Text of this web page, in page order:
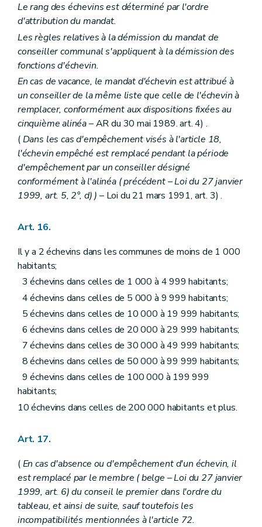
Le rang des échevins est déterminé par l'ordre
d'attribution du mandat.
Les règles relatives à la démission du mandat de
conseiller communal s'appliquent à la démission des
fonctions d'échevin.
En cas de vacance, le mandat d'échevin est attribué à
un conseiller de la même liste que celle de l'échevin à
remplacer, conformément aux dispositions fixées au
cinquième alinéa– AR du 30 mai 1989. art. 4) .
(Dans les cas d'empêchement visés à l'article 18,
l'échevin empêché est remplacé pendant la période
d'empêchement par un conseiller désigné
conformément à l'alinéa (précédent– Loi du 27 janvier
1999, art. 5, 2°, d)) – Loi du 21 mars 1991, art. 3) .
Art. 16.
Il y a 2 échevins dans les communes de moins de 1 000
habitants;
3 échevins dans celles de 1 000 à 4 999 habitants;
4 échevins dans celles de 5 000 à 9 999 habitants;
5 échevins dans celles de 10 000 à 19 999 habitants;
6 échevins dans celles de 20 000 à 29 999 habitants;
7 échevins dans celles de 30 000 à 49 999 habitants;
8 échevins dans celles de 50 000 à 99 999 habitants;
9 échevins dans celles de 100 000 à 199 999
habitants;
10 échevins dans celles de 200 000 habitants et plus.
Art. 17.
(En cas d'absence ou d'empêchement d'un échevin, il
est remplacé par le membre (belge – Loi du 27 janvier
1999, art. 6) du conseil le premier dans l'ordre du
tableau, et ainsi de suite, sauf toutefois les
incompatibilités mentionnées à l'article 72.